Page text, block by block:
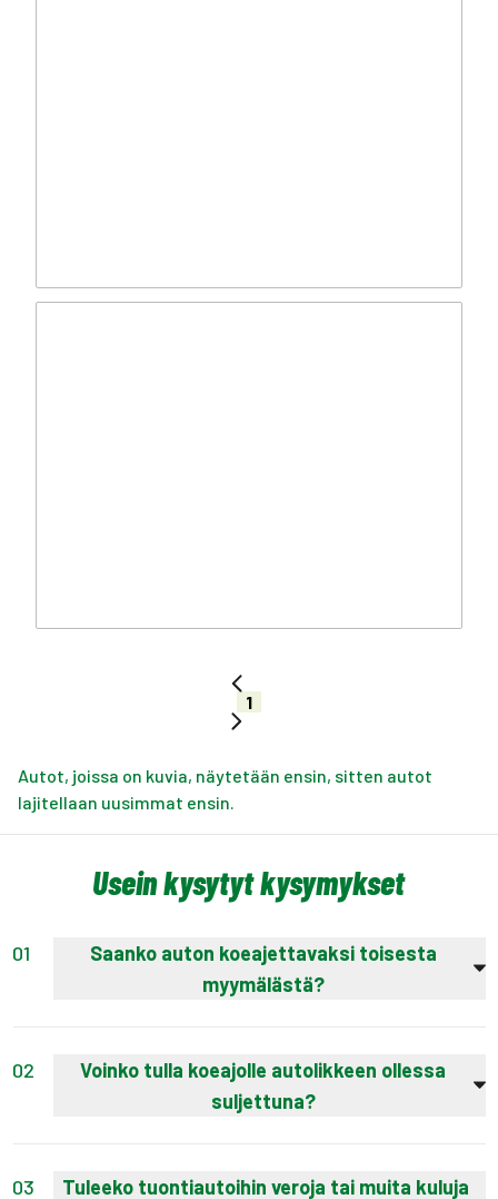
1
Autot, joissa on kuvia, näytetään ensin, sitten autot
lajitellaan uusimmat ensin.
Usein kysytyt kysymykset
01
Saanko auton koeajettavaksi toisesta
myymälästä?
toisesta toimipisteestä varausmaksulla.
Varauksen summa hyvitetään lopullisessa
02
Voinko tulla koeajolle autolikkeen ollessa
suljettuna?
03 Tuleeko tuontiautoihin veroja tai muita kuluja